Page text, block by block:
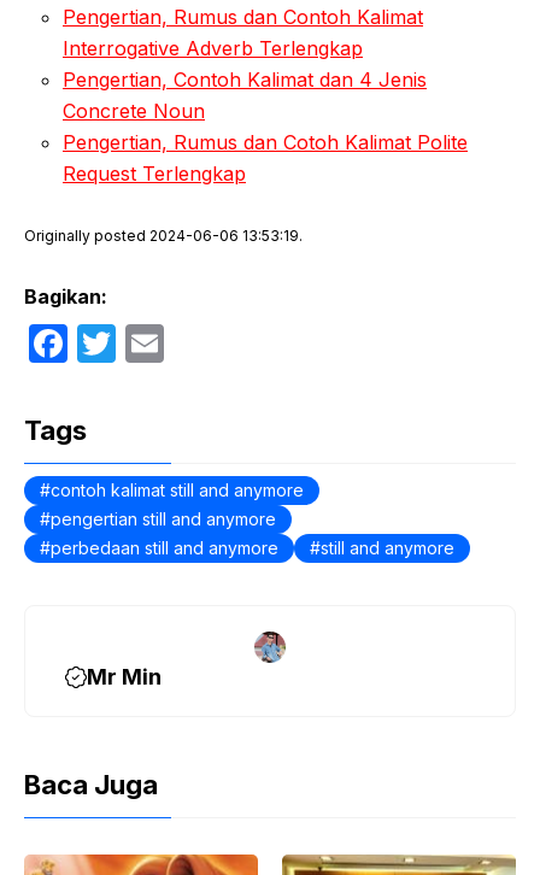
Pengertian, Rumus dan Contoh Kalimat
Interrogative Adverb Terlengkap
Pengertian, Contoh Kalimat dan 4 Jenis
Concrete Noun
Pengertian, Rumus dan Cotoh Kalimat Polite
Request Terlengkap
Originally posted 2024-06-06 13:53:19.
Bagikan:
F
c
e
b
o
o
T
er
Tags
contoh kalimat still and anymore
pengertian still and anymore
perbedaan still and anymore
still and anymore
Mr Min
Baca Juga